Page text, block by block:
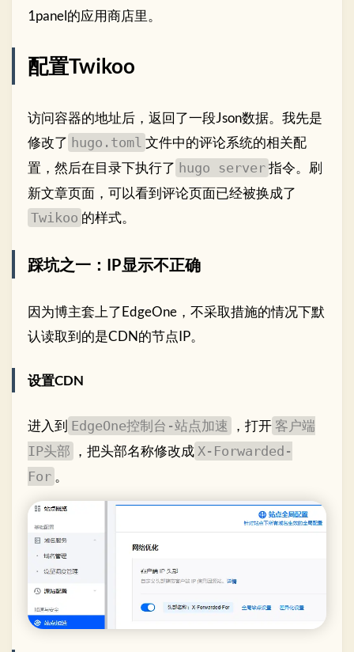
1panel的应用商店里。
配置Twikoo
访问容器的地址后，返回了一段Json数据。我先是
修改了 hugo.toml 文件中的评论系统的相关配
置，然后在目录下执行了 hugo server 指令。刷
新文章页面，可以看到评论页面已经被换成了
Twikoo 的样式。
踩坑之一：IP显示不正确
因为博主套上了EdgeOne，不采取措施的情况下默
认读取到的是CDN的节点IP。
设置CDN
进入到 EdgeOne控制台-站点加速 ，打开 客户端
IP头部 ，把头部名称修改成 X-Forwarded-
For 。